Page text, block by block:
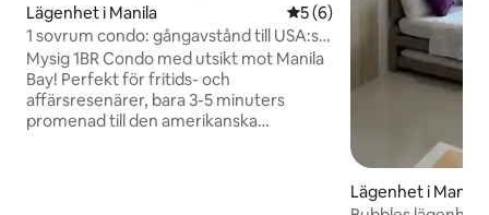
Lägenhet i Manila 5 av 5 i genomsnittligt
5 (6)
1 sovrum condo: gångavstånd till USA:s
ambassad
Mysig 1BR Condo med utsikt mot Manila
Bay! Perfekt för fritids- och
affärsresenärer, bara 3-5 minuters
promenad till den amerikanska
Lägenhet i Manila